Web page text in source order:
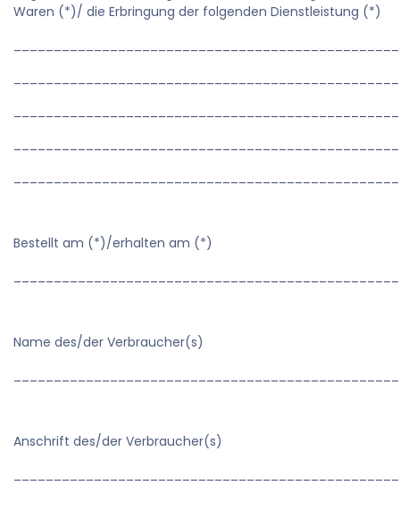
Waren (*)/ die Erbringung der folgenden Dienstleistung (*)
Bestellt am (*)/erhalten am (*)
Name des/der Verbraucher(s)
Anschrift des/der Verbraucher(s)